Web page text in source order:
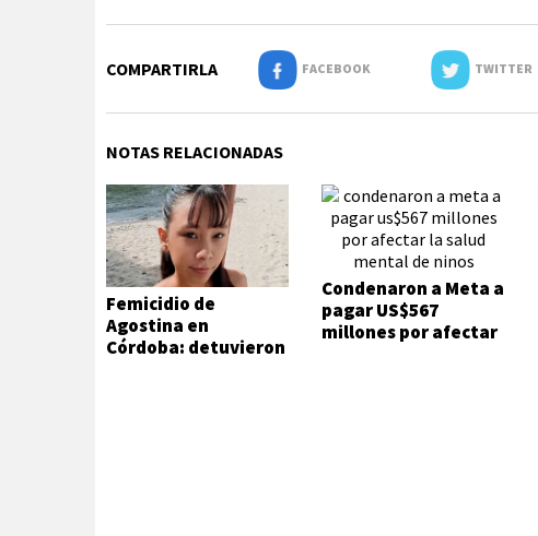
COMPARTIRLA FACEBOOK TWITTER
NOTAS RELACIONADAS
Femicidio de
Agostina en
Córdoba: detuvieron
Condenaron a Meta a
pagar US$567
millones por afectar